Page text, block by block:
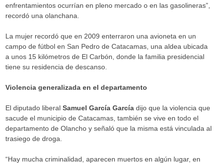
enfrentamientos ocurrían en pleno mercado o en las gasolineras”,
recordó una olanchana.
La mujer recordó que en 2009 enterraron una avioneta en un
campo de fútbol en San Pedro de Catacamas, una aldea ubicada
a unos 15 kilómetros de El Carbón, donde la familia presidencial
tiene su residencia de descanso.
Violencia generalizada en el departamento
El diputado liberalSamuel García García dijo que la violencia que
sacude el municipio de Catacamas, también se vive en todo el
departamento de Olancho y señaló que la misma está vinculada al
trasiego de droga.
“Hay mucha criminalidad, aparecen muertos en algún lugar, en